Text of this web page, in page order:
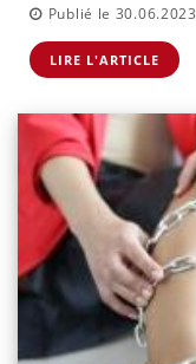
Publié le 30.06.2023
LIRE L'ARTICLE